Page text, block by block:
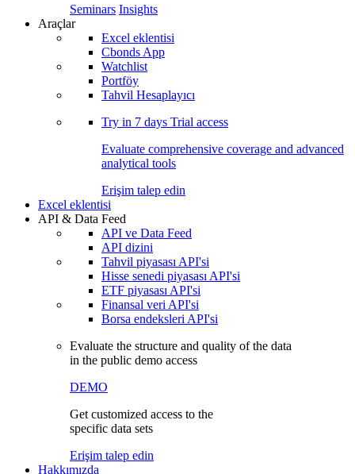
Seminars Insights
Araçlar
Excel eklentisi
Cbonds App
Watchlist
Portföy
Tahvil Hesaplayıcı
Try in 7 days Trial access
Evaluate comprehensive coverage and advanced
analytical tools
Erişim talep edin
Excel eklentisi
API & Data Feed
API ve Data Feed
API dizini
Tahvil piyasası API'si
Hisse senedi piyasası API'si
ETF piyasası API'si
Finansal veri API'si
Borsa endeksleri API'si
Evaluate the structure and quality of the data
in the public demo access
DEMO
Get customized access to the
specific data sets
Erişim talep edin
Hakkımızda